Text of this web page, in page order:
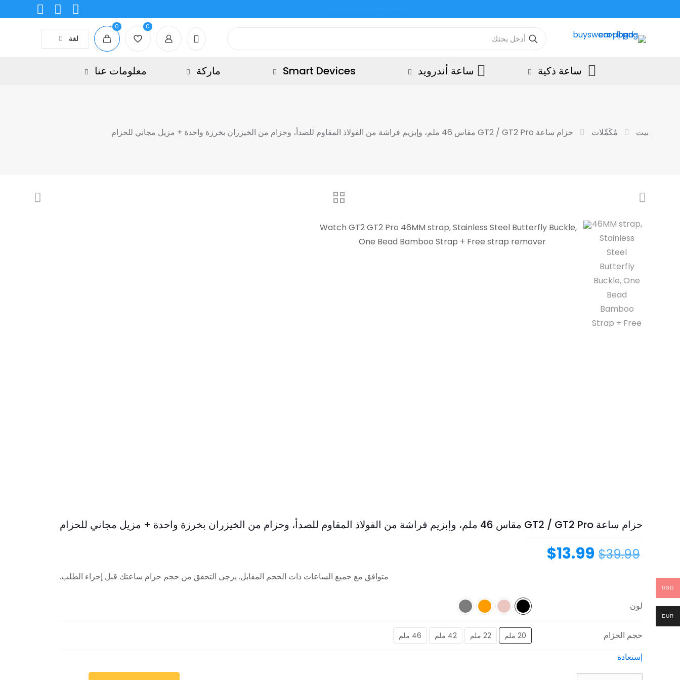
0
0
لغة
ساعة ذكية ساعة أندرويد Smart Devices ماركة معلومات عنا
بيت مُكَمِّلات حزام ساعة GT2 / GT2 Pro مقاس 46 ملم، وإبزيم فراشة من الفولاذ المقاوم للصدأ، وحزام من الخيزران بخرزة واحدة + مزيل مجاني للحزام
حزام ساعة GT2 / GT2 Pro مقاس 46 ملم، وإبزيم فراشة من الفولاذ المقاوم للصدأ، وحزام من الخيزران بخرزة واحدة + مزيل مجاني للحزام
$39.99
$13.99
متوافق مع جميع الساعات ذات الحجم المقابل. يرجى التحقق من حجم حزام ساعتك قبل إجراء الطلب.
لون
حجم الحزام 20 ملم 22 ملم 42 ملم 46 ملم
إستعادة
USD
EUR